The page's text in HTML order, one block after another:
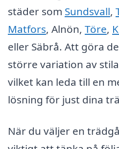
städer som Sundsvall,
Matfors, Alnön, Töre,
eller Säbrå. Att göra
större variation av
vilket kan leda till en
lösning för just dina
När du väljer en